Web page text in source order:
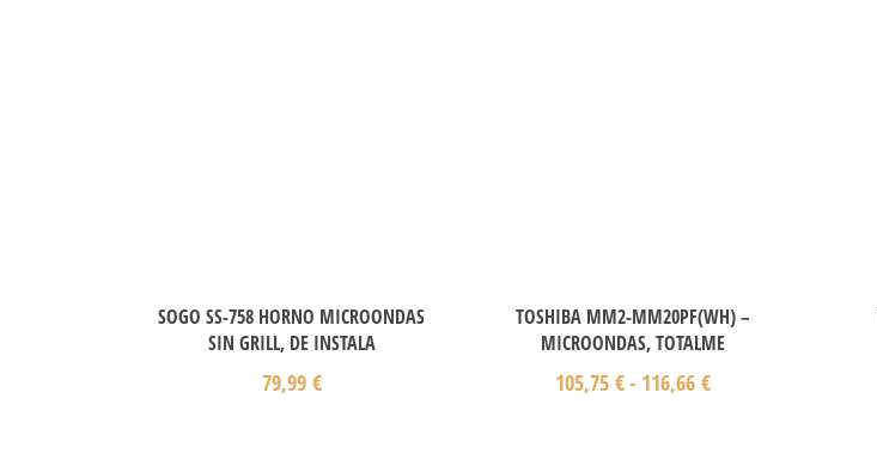
SOGO SS-758 HORNO MICROONDAS
SIN GRILL, DE INSTALA
79,99 €
TOSHIBA MM2-MM20PF(WH) –
MICROONDAS, TOTALME
105,75€- 116,66€